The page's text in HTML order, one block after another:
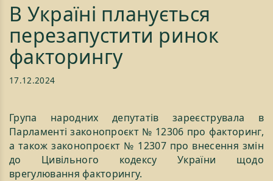
В Україні планується
перезапустити ринок
факторингу
17.12.2024
Група народних депутатів зареєструвала в
Парламенті законопроєкт № 12306 про факторинг,
а також законопроєкт № 12307 про внесення змін
до Цивільного кодексу України щодо
врегулювання факторингу.